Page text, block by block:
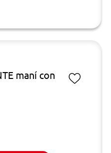
maní con